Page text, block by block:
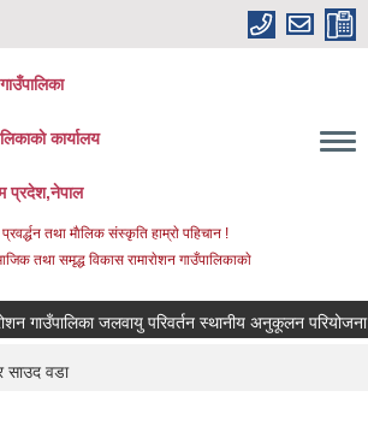
कार्यालय
प्रदेश,नेपाल
तथा माैलिक संस्कृति हाम्राे पहिचान !
तथा समृद्ध विकास रामाराेशन गाउँपालिकाकाे
गाउँपालिका जलवायु परिवर्तन स्थानीय अनुकूलन
साउद वडा